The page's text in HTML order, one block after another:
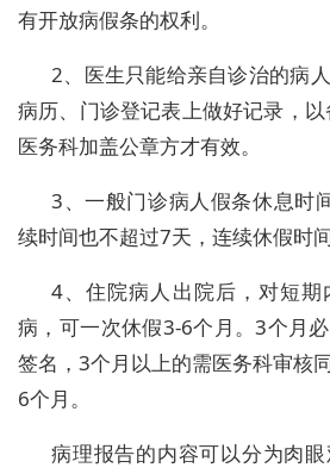
有开放病假条的权利。
2、医生只能给亲自诊治的病
病历、门诊登记表上做好记录，
医务科加盖公章方才有效。
3、一般门诊病人假条休息时
续时间也不超过7天，连续休假时
4、住院病人出院后，对短
病，可一次休假3-6个月。3个月必
签名，3个月以上的需医务科审核
6个月。
病理报告的内容可以分为肉